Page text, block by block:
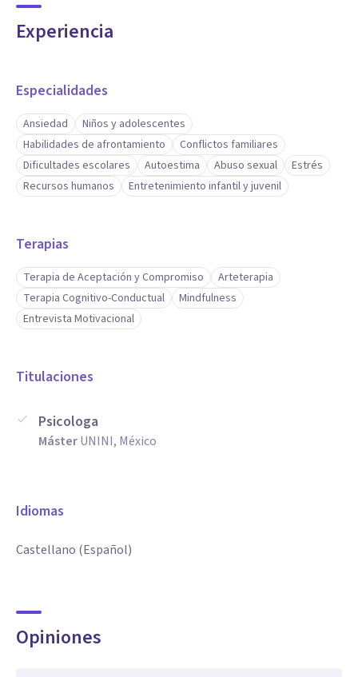
Experiencia
Especialidades
Ansiedad
Niños y adolescentes
Habilidades de afrontamiento
Conflictos familiares
Dificultades escolares
Autoestima Abuso sexual
Estrés
Recursos humanos
Entretenimiento infantil y juvenil
Terapias
Terapia de Aceptación y Compromiso
Arteterapia
Terapia Cognitivo-Conductual
Mindfulness
Entrevista Motivacional
Titulaciones
Psicologa
MásterUNINI, México
Idiomas
Castellano (Español)
Opiniones